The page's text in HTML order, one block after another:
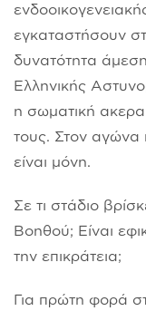
εγκαταστήσουν
δυνατότητα
Ελληνικής
η σωματική
τους. Στον αγώνα
είναι μόνη.
Σε τι στάδιο
Βοηθού; Είναι
την επικράτεια;
Για πρώτη φορά